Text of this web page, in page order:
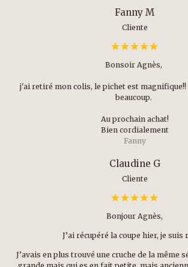
Fanny M
Cliente
Bonsoir Agnès,
j'ai retiré mon colis, le pichet est magnifique!!
beaucoup.
Au prochain achat!
Bien cordialement
Fanny
Claudine G
Cliente
Bonjour Agnès,
J’ai récupéré la coupe hier, je suis
J’avais en plus trouvé une cruche de la même